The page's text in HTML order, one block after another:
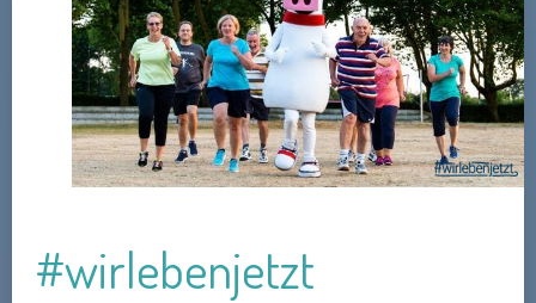
#wirlebenjetzt